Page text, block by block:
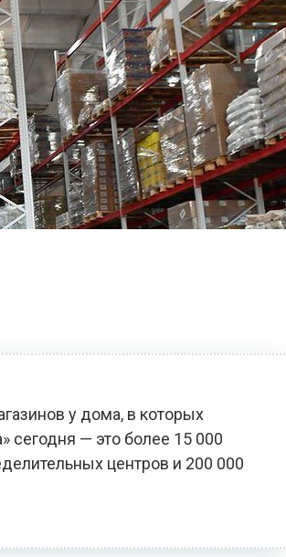
у дома, в которых
— это более 15 000
центров и 200 000